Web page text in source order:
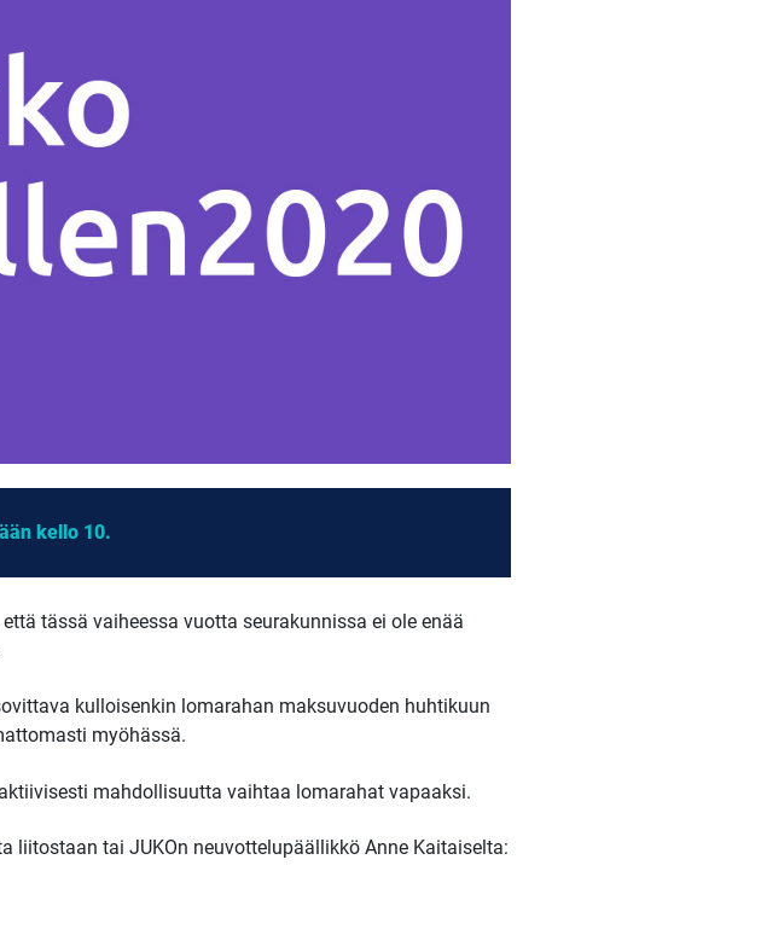
kello 10.
tässä vaiheessa vuotta seurakunnissa ei ole enää
kulloisenkin lomarahan maksuvuoden huhtikuun
myöhässä.
mahdollisuutta vaihtaa lomarahat vapaaksi.
liitostaan tai JUKOn neuvottelupäällikkö Anne Kaitaiselta: